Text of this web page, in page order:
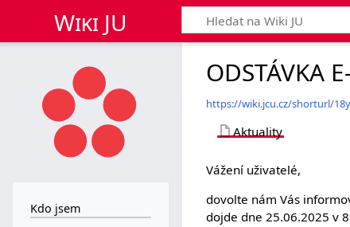
Wiki JU
ODSTÁVKA
https://wiki.jcu.cz/shorturl/18y
Aktuality
Vážení uživatelé,
dovolte nám Vás
dojde dne 25.06.2025 v
Kdo jsem